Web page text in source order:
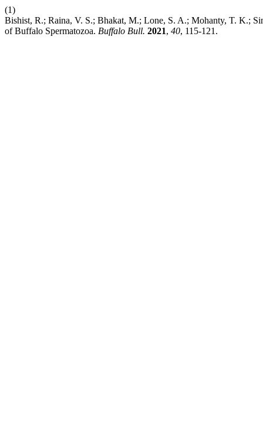
(1)
Bishist, R.; Raina, V. S.; Bhakat, M.; Lone, S. A.; Mohanty, T. K.;
of Buffalo Spermatozoa. Buffalo Bull. 2021, 40, 115-121.